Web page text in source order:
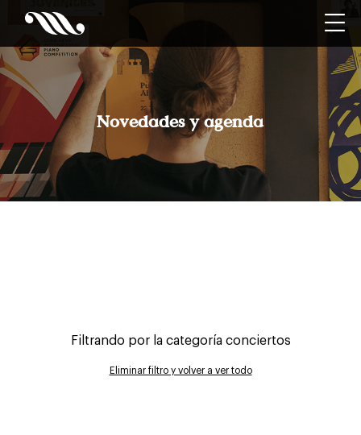
Novedades y agenda
Filtrando por la categoría conciertos
Eliminar filtro y volver a ver todo